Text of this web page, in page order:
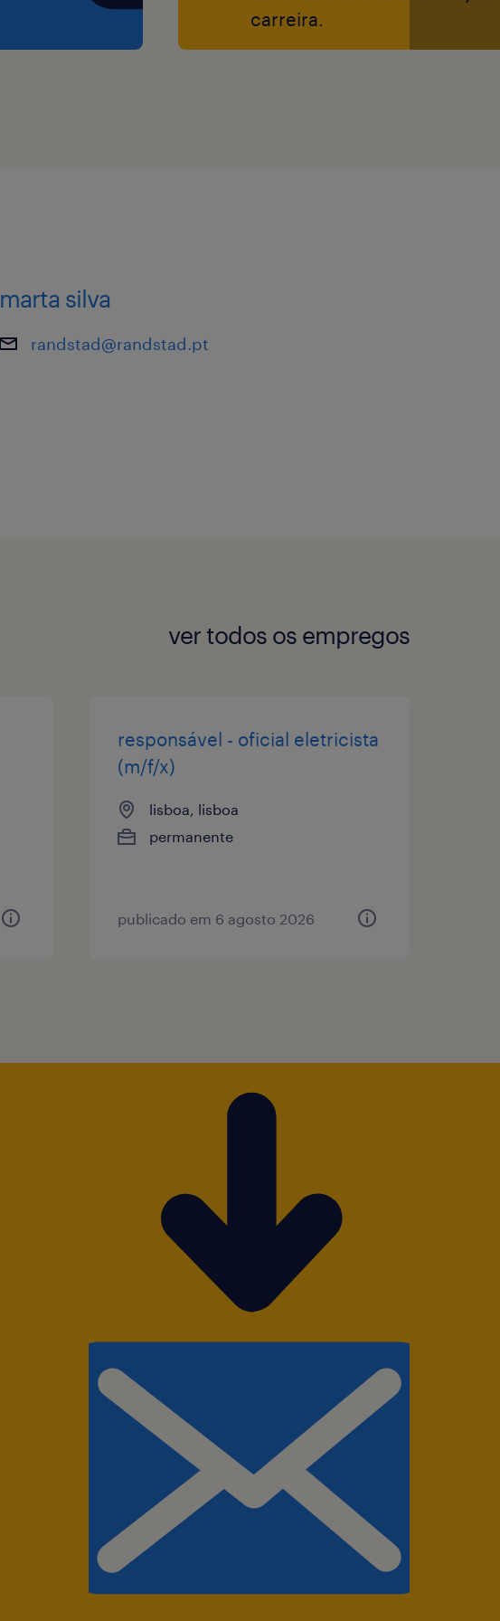
carreira.
marta silva
randstad@randstad.pt
ver todos os empregos
responsável - oficial eletricista
(m/f/x)
lisboa, lisboa
permanente
publicado em 6 agosto 2026